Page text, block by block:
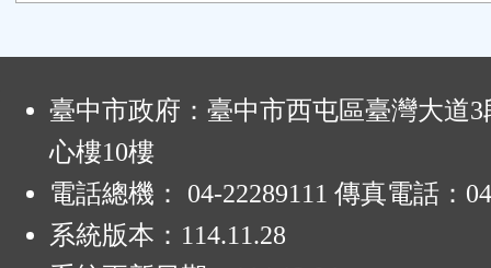
臺中市政府：臺中市西屯區臺灣大道3
心樓10樓
電話總機： 04-22289111 傳真電話：
系統版本： 114.11.28